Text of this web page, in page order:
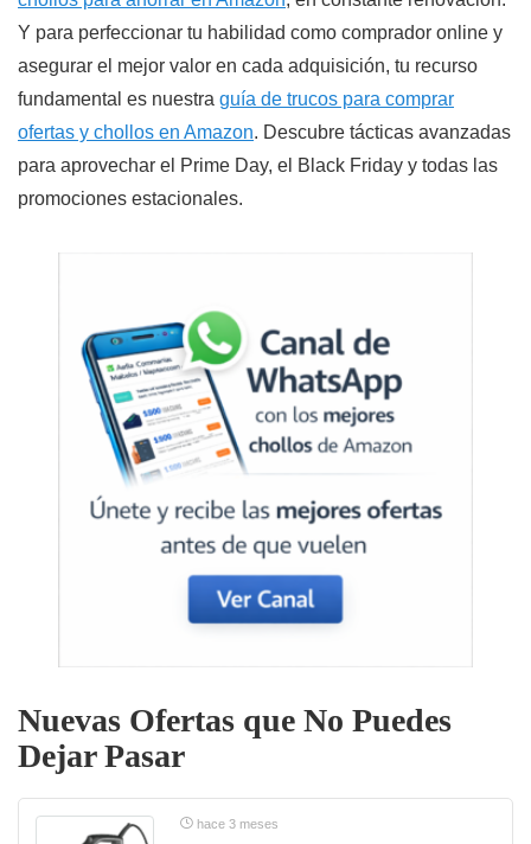
Y para perfeccionar tu habilidad como comprador online y
asegurar el mejor valor en cada adquisición, tu recurso
fundamental es nuestra guía de trucos para comprar
ofertas y chollos en Amazon. Descubre tácticas avanzadas
para aprovechar el Prime Day, el Black Friday y todas las
promociones estacionales.
Nuevas Ofertas que No Puedes
Dejar Pasar
hace 3 meses